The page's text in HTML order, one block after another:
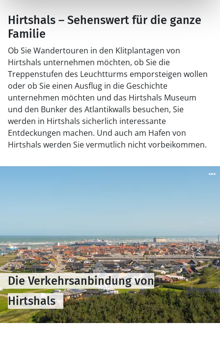
Hirtshals – Sehenswert für die ganze
Familie
Ob Sie Wandertouren in den Klitplantagen von
Hirtshals unternehmen möchten, ob Sie die
Treppenstufen des Leuchtturms emporsteigen wollen
oder ob Sie einen Ausflug in die Geschichte
unternehmen möchten und das Hirtshals Museum
und den Bunker des Atlantikwalls besuchen, Sie
werden in Hirtshals sicherlich interessante
Entdeckungen machen. Und auch am Hafen von
Hirtshals werden Sie vermutlich nicht vorbeikommen.
Die Verkehrsanbindung von
Hirtshals